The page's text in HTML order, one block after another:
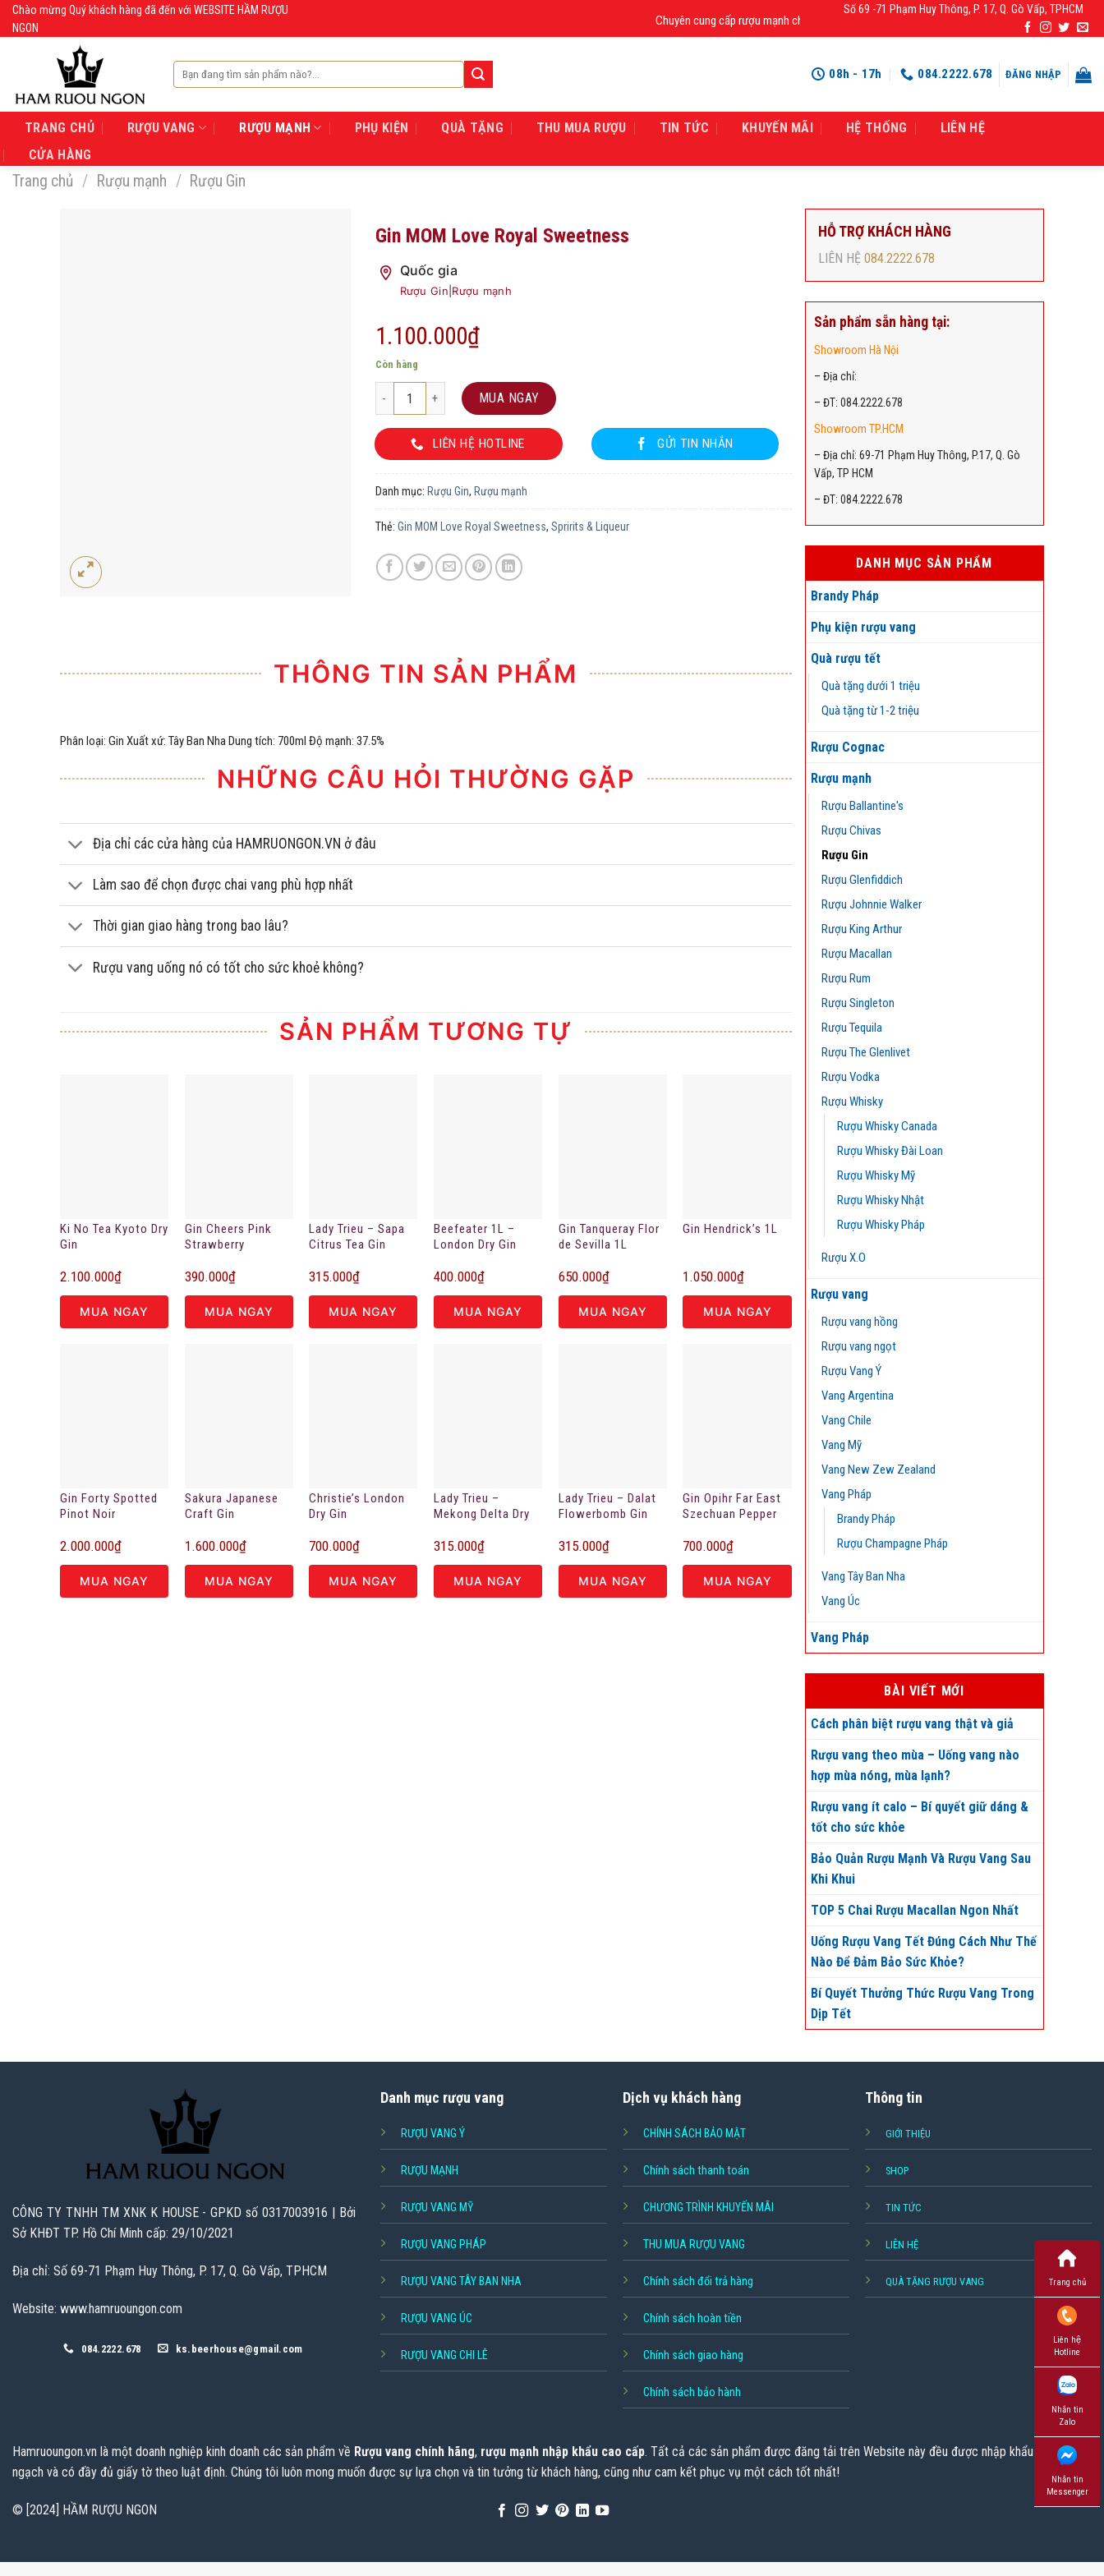
SkipChào mừng Quý khách hàng đã đến với WEBSITE HẦM RƯỢU
NGON
Chuyên cung cấp rượu mạnh chính hãng, rượu vang nhập khẩu cao cấp chính hãng giá rẻ số 1 tại Việt
Số 69 -71 Phạm Huy Thông, P. 17, Q. Gò Vấp, TPHCM
Tìm
kiếm:
08h - 17h 084.2222.678 ĐĂNG NHẬP
TRANG CHỦ RƯỢU VANG RƯỢU MẠNH PHỤ KIỆN QUÀ TẶNG THU MUA RƯỢU TIN TỨC KHUYẾN MÃI HỆ THỐNG
LIÊN HỆ
CỬA HÀNG
Trang chủ / Rượu mạnh / Rượu Gin
HỖ TRỢ KHÁCH HÀNG
LIÊN HỆ 084.2222.678
Sản phẩm sẵn hàng tại:
Showroom Hà Nội
– Địa chỉ:
– ĐT: 084.2222.678
Showroom TP.HCM
– Địa chỉ: 69-71 Phạm Huy Thông, P.17, Q. Gò
Vấp, TP HCM
– ĐT: 084.2222.678
DANH MỤC SẢN PHẨM
Brandy Pháp
Phụ kiện rượu vang
Quà rượu tết
Quà tặng dưới 1 triệu
Quà tặng từ 1-2 triệu
Rượu Cognac
Rượu mạnh
Rượu Ballantine's
Rượu Chivas
Rượu Gin
Rượu Glenfiddich
Rượu Johnnie Walker
Rượu King Arthur
Rượu Macallan
Rượu Rum
Rượu Singleton
Rượu Tequila
Rượu The Glenlivet
Rượu Vodka
Rượu Whisky
Rượu Whisky Canada
Rượu Whisky Đài Loan
Rượu Whisky Mỹ
Rượu Whisky Nhật
Rượu Whisky Pháp
Rượu X.O
Rượu vang
Rượu vang hồng
Rượu vang ngọt
Rượu Vang Ý
Vang Argentina
Vang Chile
Vang Mỹ
Vang New Zew Zealand
Vang Pháp
Brandy Pháp
Rượu Champagne Pháp
Vang Tây Ban Nha
Vang Úc
Vang Pháp
BÀI VIẾT MỚI
Cách phân biệt rượu vang thật và giả
Rượu vang theo mùa – Uống vang nào
hợp mùa nóng, mùa lạnh?
Rượu vang ít calo – Bí quyết giữ dáng &
tốt cho sức khỏe
Bảo Quản Rượu Mạnh Và Rượu Vang Sau
Khi Khui
TOP 5 Chai Rượu Macallan Ngon Nhất
Uống Rượu Vang Tết Đúng Cách Như Thế
Nào Để Đảm Bảo Sức Khỏe?
Bí Quyết Thưởng Thức Rượu Vang Trong
Dịp Tết
Gin MOM Love Royal Sweetness
Quốc gia
Rượu Gin Rượu mạnh
1.100.000₫
Còn hàng
Gin MOM Love Royal Sweetness số lượng
MUA NGAY
LIÊN HỆ HOTLINE GỬI TIN NHẮN
Danh mục: Rượu Gin, Rượu mạnh
Thẻ: Gin MOM Love Royal Sweetness, Spririts & Liqueur
THÔNG TIN SẢN PHẨM
Phân loại: Gin Xuất xứ: Tây Ban Nha Dung tích: 700ml Độ mạnh: 37.5%
NHỮNG CÂU HỎI THƯỜNG GẶP
Địa chỉ các cửa hàng của HAMRUONGON.VN ở đâu
Làm sao để chọn được chai vang phù hợp nhất
Thời gian giao hàng trong bao lâu?
Rượu vang uống nó có tốt cho sức khoẻ không?
SẢN PHẨM TƯƠNG TỰ
Ki No Tea Kyoto Dry
Gin
2.100.000₫
MUA NGAY
Gin Cheers Pink
Strawberry
390.000₫
MUA NGAY
Lady Trieu – Sapa
Citrus Tea Gin
315.000₫
MUA NGAY
Beefeater 1L –
London Dry Gin
400.000₫
MUA NGAY
Gin Tanqueray Flor
de Sevilla 1L
650.000₫
MUA NGAY
Gin Hendrick’s 1L
1.050.000₫
MUA NGAY
Gin Forty Spotted
Pinot Noir
2.000.000₫
MUA NGAY
Sakura Japanese
Craft Gin
1.600.000₫
MUA NGAY
Christie’s London
Dry Gin
700.000₫
MUA NGAY
Lady Trieu –
Mekong Delta Dry
315.000₫
MUA NGAY
Lady Trieu – Dalat
Flowerbomb Gin
315.000₫
MUA NGAY
Gin Opihr Far East
Szechuan Pepper
700.000₫
MUA NGAY
CÔNG TY TNHH TM XNK K HOUSE - GPKD số 0317003916 | Bởi
Sở KHĐT TP. Hồ Chí Minh cấp: 29/10/2021
Địa chỉ: Số 69-71 Phạm Huy Thông, P. 17, Q. Gò Vấp, TPHCM
Website: www.hamruoungon.com
084.2222.678 ks.beerhouse@gmail.com
Danh mục rượu vang
RƯỢU VANG Ý
RƯỢU MẠNH
RƯỢU VANG MỸ
RƯỢU VANG PHÁP
RƯỢU VANG TÂY BAN NHA
RƯỢU VANG ÚC
RƯỢU VANG CHI LÊ
Dịch vụ khách hàng
CHÍNH SÁCH BẢO MẬT
Chính sách thanh toán
CHƯƠNG TRÌNH KHUYẾN MÃI
THU MUA RƯỢU VANG
Chính sách đổi trả hàng
Chính sách hoàn tiền
Chính sách giao hàng
Chính sách bảo hành
Thông tin
GIỚI THIỆU
SHOP
TIN TỨC
LIÊN HỆ
QUÀ TẶNG RƯỢU VANG
Hamruoungon.vn là một doanh nghiệp kinh doanh các sản phẩm về Rượu vang chính hãng, rượu mạnh nhập khẩu cao cấp. Tất cả các sản phẩm được đăng tải trên Website này đều được nhập khẩu chính
ngạch và có đầy đủ giấy tờ theo luật định. Chúng tôi luôn mong muốn được sự lựa chọn và tin tưởng từ khách hàng, cũng như cam kết phục vụ một cách tốt nhất!
© [2024] HẦM RƯỢU NGON
Trang chủ
Liên hệ
Hotline
Nhắn tin
Zalo
Nhắn tin
Messenger